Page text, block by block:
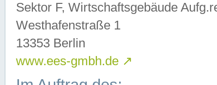
Sektor F, Wirtschaftsgebäude
Westhafenstraße 1
13353 Berlin
www.ees-gmbh.de ↗